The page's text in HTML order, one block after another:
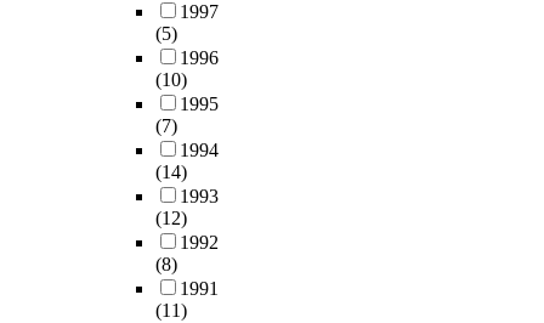
1997
(5)
1996
(10)
1995
(7)
1994
(14)
1993
(12)
1992
(8)
1991
(11)